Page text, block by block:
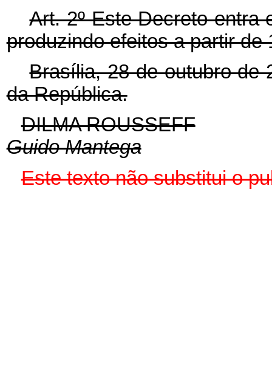
Art. 2º Este Decreto entra
produzindo efeitos a partir de
Brasília, 28 de outubro de
da República.
DILMA ROUSSEFF
Guido Mantega
Este texto não substitui o